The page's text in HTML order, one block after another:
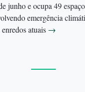
junho e ocupa 49
emergência
atuais →